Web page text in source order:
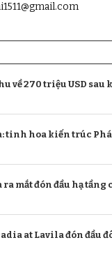
về 270 triệu USD
tinh hoa kiến trúc
mắt đón đầu hạ tầng
at Lavila đón đầu